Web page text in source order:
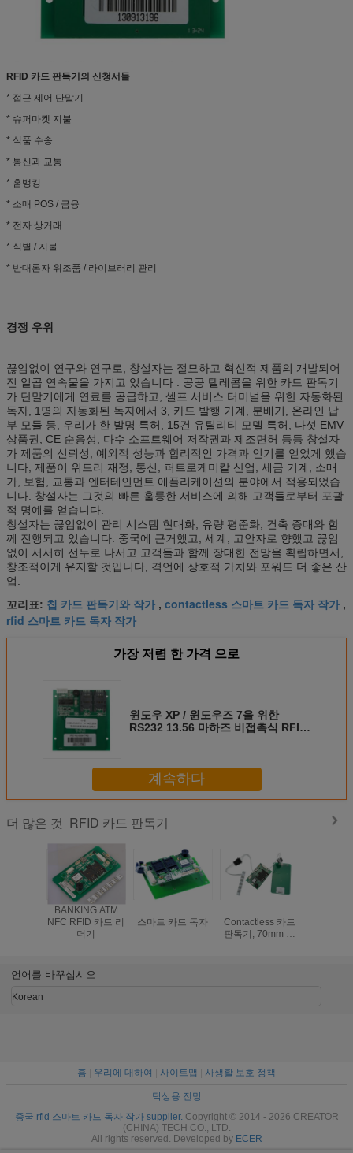
RFID 카드 판독기의 신청서들
* 접근 제어 단말기
* 슈퍼마켓 지불
* 식품 수송
* 통신과 교통
* 홈뱅킹
* 소매 POS / 금융
* 전자 상거래
* 식별 / 지불
* 반대론자 위조품 / 라이브러리 관리
경쟁 우위
끊임없이 연구와 연구로, 창설자는 절묘하고 혁신적 제품의 개발되어
진 일곱 연속물을 가지고 있습니다 : 공공 텔레콤을 위한 카드 판독기
가 단말기에게 연료를 공급하고, 셀프 서비스 터미널을 위한 자동화된
독자, 1명의 자동화된 독자에서 3, 카드 발행 기계, 분배기, 온라인 납
부 모듈 등, 우리가 한 발명 특허, 15건 유틸리티 모델 특허, 다섯 EMV
상품권, CE 순응성, 다수 소프트웨어 저작권과 제조면허 등등 창설자
가 제품의 신뢰성, 예외적 성능과 합리적인 가격과 인기를 얻었게 했습
니다, 제품이 위드리 재정, 통신, 퍼트로케미칼 산업, 세금 기계, 소매
가, 보험, 교통과 엔터테인먼트 애플리케이션의 분야에서 적용되었습
니다. 창설자는 그것의 빠른 훌륭한 서비스에 의해 고객들로부터 포괄
적 명예를 얻습니다.
창설자는 끊임없이 관리 시스템 현대화, 유량 평준화, 건축 증대와 함
께 진행되고 있습니다. 중국에 근거했고, 세계, 고안자로 향했고 끊임
없이 서서히 선두로 나서고 고객들과 함께 장대한 전망을 확립하면서,
창조적이게 유지할 것입니다, 격언에 상호적 가치와 포워드 더 좋은 산
업.
꼬리표: 칩 카드 판독기와 작가 , contactless 스마트 카드 독자 작가 ,
rfid 스마트 카드 독자 작가
가장 저렴 한 가격 으로
윈도우 XP / 윈도우즈 7을 위한
RS232 13.56 마하즈 비접촉식 RFID
계속하다
더 많은 것 RFID 카드 판독기
BANKING ATM
NFC RFID 카드 리
더기
스마트 카드 독자
Contactless 카드
판독기, 70mm 읽
언어를 바꾸십시오
Korean
홈 우리에 대하여 사이트맵 사생활 보호 정책
탁상용 전망
중국 rfid 스마트 카드 독자 작가 supplier. Copyright © 2014 - 2026 CREATOR
(CHINA) TECH CO., LTD.
All rights reserved. Developed by ECER